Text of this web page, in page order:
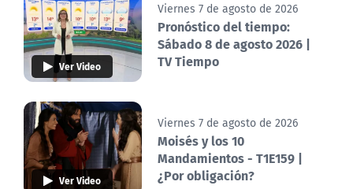
Ver Video
Viernes 7 de agosto de 2026
Pronóstico del tiempo:
Sábado 8 de agosto 2026 |
TV Tiempo
Ver Video
Viernes 7 de agosto de 2026
Moisés y los 10
Mandamientos - T1E159 |
¿Por obligación?